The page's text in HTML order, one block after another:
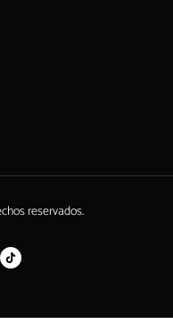
reservados.